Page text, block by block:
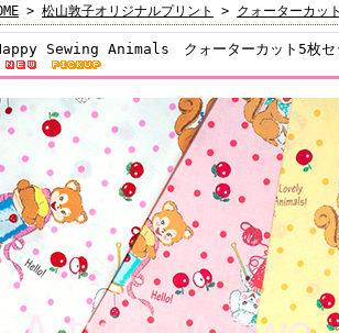
> 松山敦子オリジナルプリント > クォーターカッ
Sewing Animals クォーターカット5枚セ